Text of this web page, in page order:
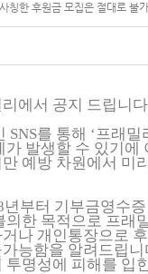
칭한 후원금 모집은 절대로 불
에서 공지 드립니다
SNS를 통해 ‘프래밀
가 발생할 수 있기에
예방 차원에서 미
년부터 기부금영수
의한 목적으로 프래
나 개인통장으로
능함을 알려드립니
투명성에 피해를 입